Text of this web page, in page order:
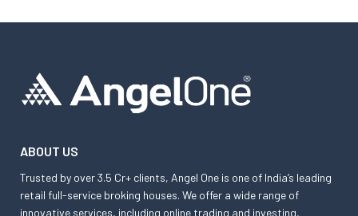
ABOUT US
Trusted by over 3.5 Cr+ clients, Angel One is one of India’s leading
retail full-service broking houses. We offer a wide range of
innovative services, including online trading and investing,